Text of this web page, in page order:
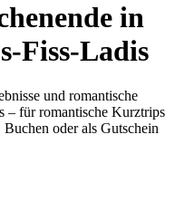
in
Fiss-Ladis
und romantische
– für romantische Kurztrips
oder als Gutschein